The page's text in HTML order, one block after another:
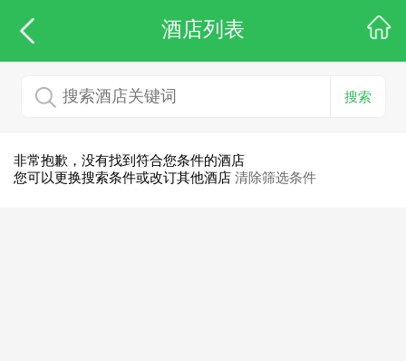
酒店列表
搜索
非常抱歉，没有找到符合您条件的酒店
您可以更换搜索条件或改订其他酒店 清除筛选条件